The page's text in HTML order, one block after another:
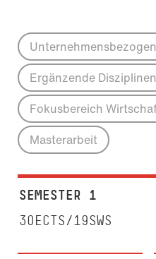
Ergänzende Disziplinen
Fokusbereich
Masterarbeit
SEMESTER 1
30ECTS/19SWS